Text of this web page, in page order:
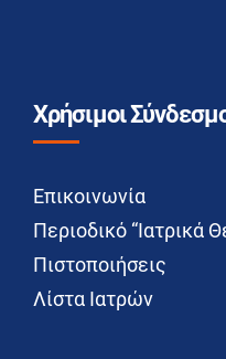
Χρήσιμοι
Επικοινωνία
Περιοδικό “Ιατρικά
Πιστοποιήσεις
Λίστα Ιατρών